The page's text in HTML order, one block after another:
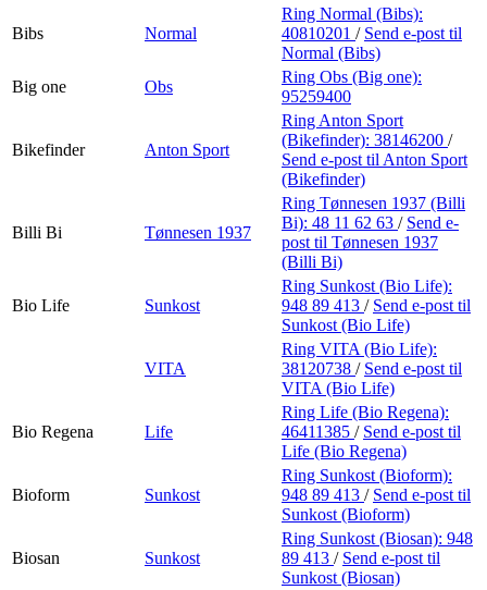
Bibs Normal
Ring Normal (Bibs):
40810201 / Send e-post til
Normal (Bibs)
Big one
Obs
Ring Obs (Big one):
95259400
Bikefinder Anton Sport
Ring Anton Sport
(Bikefinder): 38146200 /
Send e-post til Anton Sport
(Bikefinder)
Billi Bi Tønnesen 1937
Ring Tønnesen 1937 (Billi
Bi): 48 11 62 63 / Send e-
post til Tønnesen 1937
(Billi Bi)
Bio Life Sunkost
Ring Sunkost (Bio Life):
948 89 413 / Send e-post til
Sunkost (Bio Life)
VITA
Ring VITA (Bio Life):
38120738 / Send e-post til
VITA (Bio Life)
Bio Regena Life
Ring Life (Bio Regena):
46411385 / Send e-post til
Life (Bio Regena)
Bioform Sunkost
Ring Sunkost (Bioform):
948 89 413 / Send e-post til
Sunkost (Bioform)
Biosan Sunkost
Ring Sunkost (Biosan): 948
89 413 / Send e-post til
Sunkost (Biosan)